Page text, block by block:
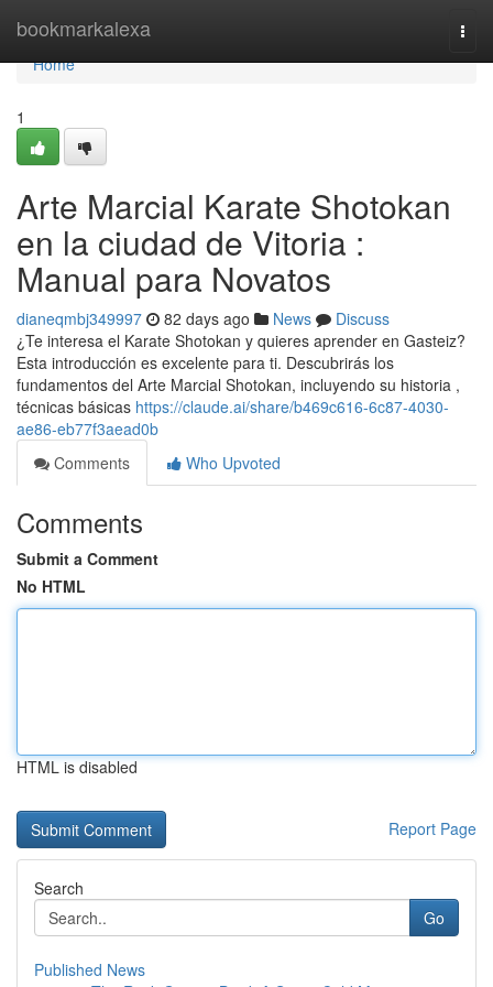
bookmarkalexa
Home
Home
1
Arte Marcial Karate Shotokan
en la ciudad de Vitoria :
Manual para Novatos
dianeqmbj349997 82 days ago News
Discuss
¿Te interesa el Karate Shotokan y quieres aprender en Gasteiz?
Esta introducción es excelente para ti. Descubrirás los
fundamentos del Arte Marcial Shotokan, incluyendo su historia ,
técnicas básicas https://claude.ai/share/b469c616-6c87-4030-
ae86-eb77f3aead0b
Comments
Who Upvoted
Comments
Submit a Comment
No HTML
HTML is disabled
Report Page
Search
Go
Published News